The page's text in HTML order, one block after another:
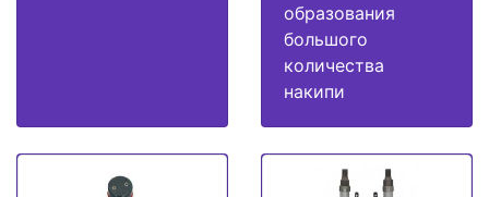
образования
большого
количества
накипи